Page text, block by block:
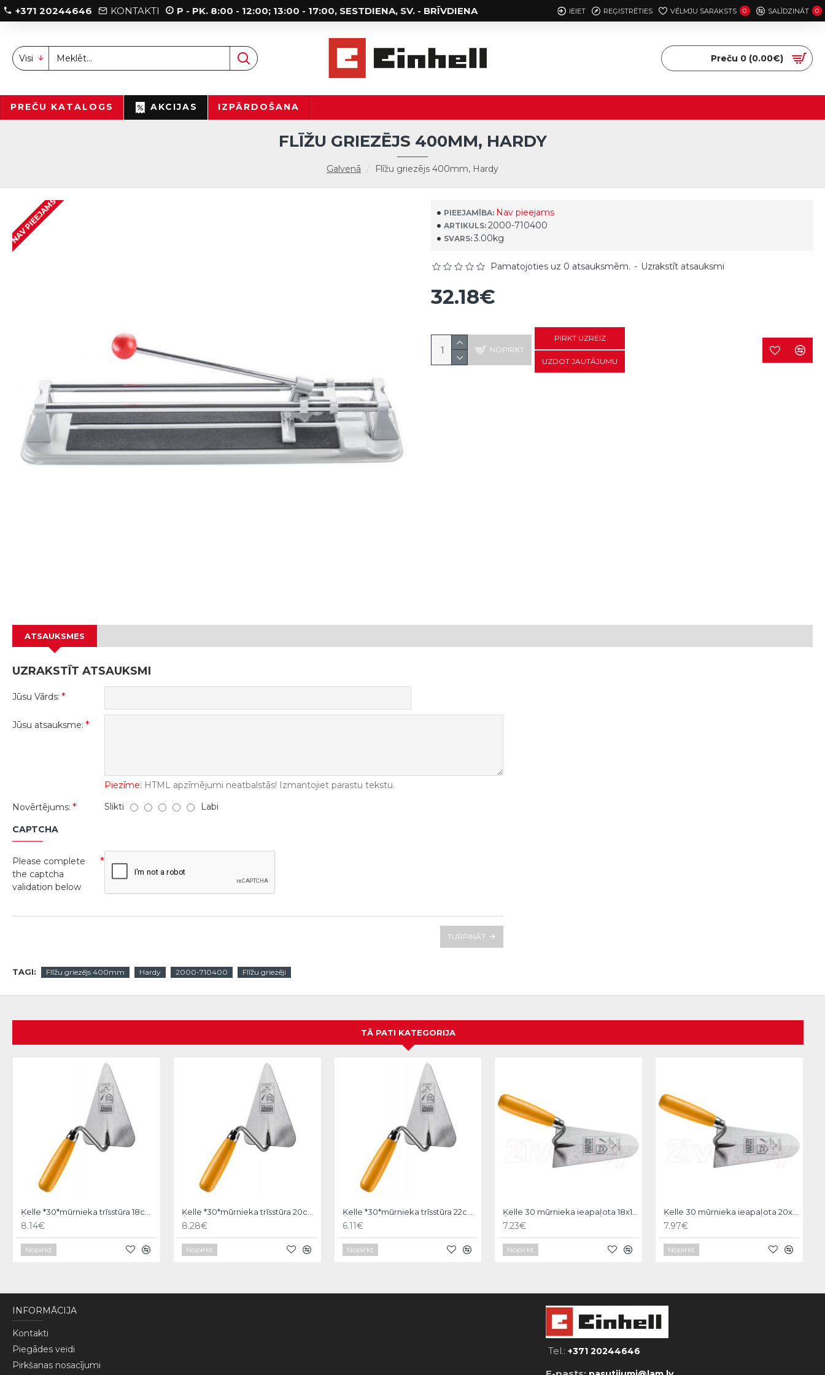
+371 20244646 KONTAKTI P - PK. 8:00 - 12:00; 13:00 - 17:00, SESTDIENA, SV. - BRĪVDIENA IEIET REĢISTRĒTIES VĒLMJU SARAKSTS 0 SALĪDZINĀT 0
Visi Preču 0 (0.00€)
PREČU KATALOGS AKCIJAS IZPĀRDOŠANA
Galvenā Flīžu griezējs 400mm, Hardy
FLĪŽU GRIEZĒJS 400MM, HARDY
NAV PIEEJAMS PIEEJAMĪBA: Nav pieejams
ARTIKULS: 2000-710400
SVARS: 3.00kg
Pamatojoties uz 0 atsauksmēm. - Uzrakstīt atsauksmi
32.18€
NOPIRKT
PIRKT UZREIZ
UZDOT JAUTĀJUMU
ATSAUKSMES
UZRAKSTĪT ATSAUKSMI
Jūsu Vārds:
Jūsu atsauksme:
Piezīme: HTML apzīmējumi neatbalstās! Izmantojiet parastu tekstu.
Novērtējums:
Slikti Labi
CAPTCHA
Please complete
the captcha
validation below
TURPINĀT
TAGI: Flīžu griezējs 400mm Hardy 2000-710400 Flīžu griezēji
TĀ PATI KATEGORIJA
8.14€
Nopirkt
8.28€
Nopirkt
6.11€
Nopirkt
7.23€
Nopirkt
7.97€
Nopirkt
INFORMĀCIJA
Kontakti
Piegādes veidi
Pirkšanas nosacījumi
Tel.:+371 20244646